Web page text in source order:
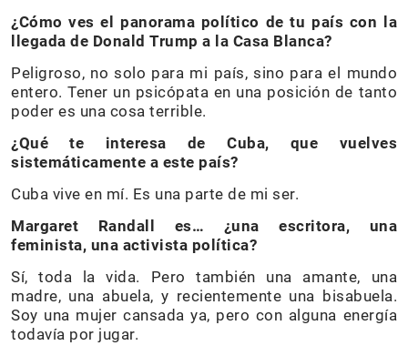
¿Cómo ves el panorama político de tu país con la
llegada de Donald Trump a la Casa Blanca?
Peligroso, no solo para mi país, sino para el mundo
entero. Tener un psicópata en una posición de tanto
poder es una cosa terrible.
¿Qué te interesa de Cuba, que vuelves
sistemáticamente a este país?
Cuba vive en mí. Es una parte de mi ser.
Margaret Randall es… ¿una escritora, una
feminista, una activista política?
Sí, toda la vida. Pero también una amante, una
madre, una abuela, y recientemente una bisabuela.
Soy una mujer cansada ya, pero con alguna energía
todavía por jugar.